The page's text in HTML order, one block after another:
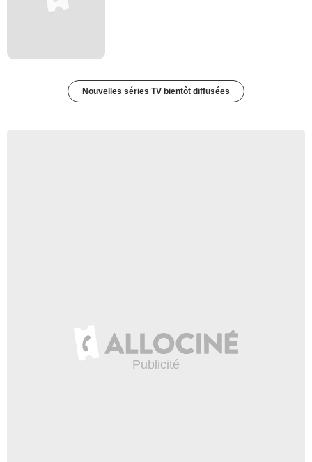
Nouvelles séries TV bientôt diffusées